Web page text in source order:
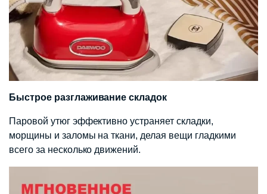
Быстрое разглаживание складок
Паровой утюг эффективно устраняет складки,
морщины и заломы на ткани, делая вещи гладкими
всего за несколько движений.